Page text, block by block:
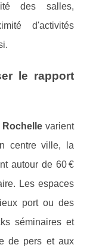
des salles,
d'activités
le rapport
varient
centre ville, la
autour de 60 €
Les espaces
port ou des
séminaires et
de pers et aux